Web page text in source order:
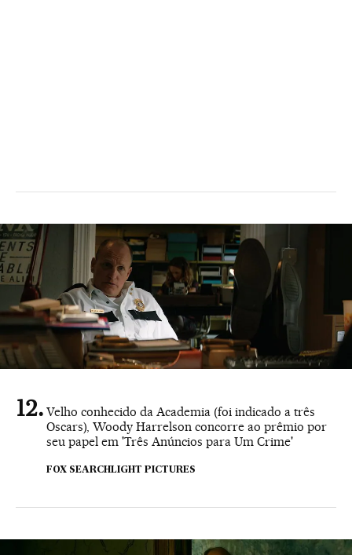
Velho conhecido da Academia (foi indicado a três
Oscars), Woody Harrelson concorre ao prêmio por
seu papel em 'Três Anúncios para Um Crime'
FOX SEARCHLIGHT PICTURES